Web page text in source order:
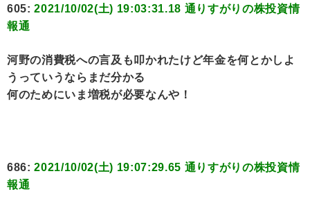
605:2021/10/02(土) 19:03:31.18 通りすがりの株投資情
報通
河野の消費税への言及も叩かれたけど年金を何とかしよ
うっていうならまだ分かる
何のためにいま増税が必要なんや！
686:2021/10/02(土) 19:07:29.65 通りすがりの株投資情
報通